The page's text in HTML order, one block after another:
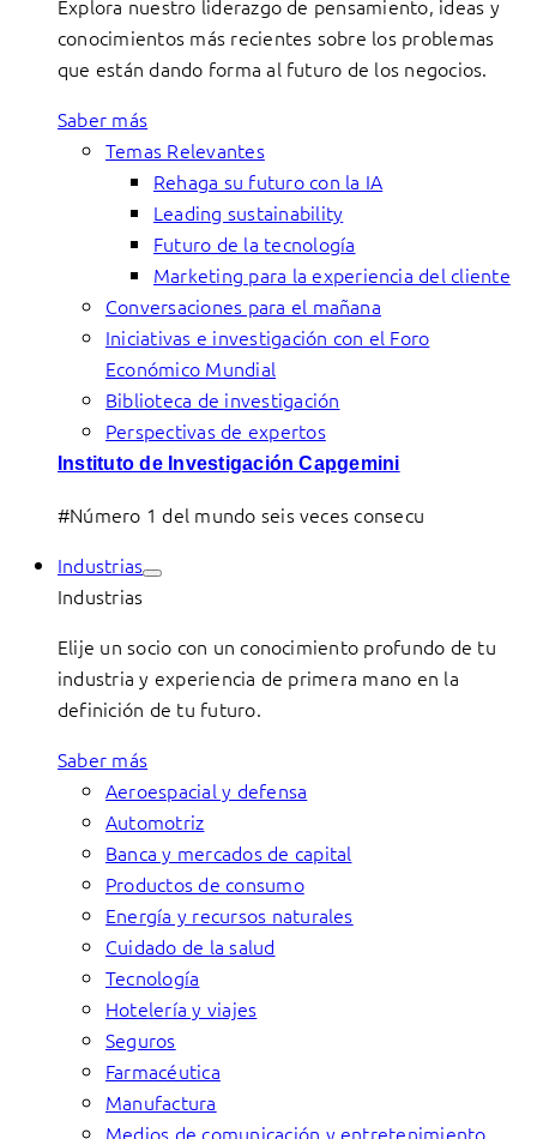
Explora nuestro liderazgo de pensamiento, ideas y
conocimientos más recientes sobre los problemas
que están dando forma al futuro de los negocios.
Saber más
Temas Relevantes
Rehaga su futuro con la IA
Leading sustainability
Futuro de la tecnología
Marketing para la experiencia del cliente
Conversaciones para el mañana
Iniciativas e investigación con el Foro
Económico Mundial
Biblioteca de investigación
Perspectivas de expertos
Instituto de Investigación Capgemini
#Número 1 del mundo seis veces consecu
Industrias
Industrias
Elije un socio con un conocimiento profundo de tu
industria y experiencia de primera mano en la
definición de tu futuro.
Saber más
Aeroespacial y defensa
Automotriz
Banca y mercados de capital
Productos de consumo
Energía y recursos naturales
Cuidado de la salud
Tecnología
Hotelería y viajes
Seguros
Farmacéutica
Manufactura
Medios de comunicación y entretenimiento